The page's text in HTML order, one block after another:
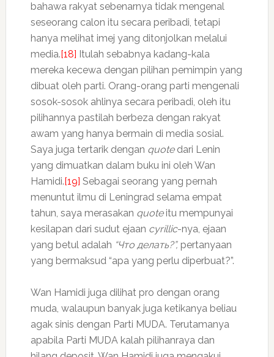
bahawa rakyat sebenarnya tidak mengenal
seseorang calon itu secara peribadi, tetapi
hanya melihat imej yang ditonjolkan melalui
media. [18] Itulah sebabnya kadang-kala
mereka kecewa dengan pilihan pemimpin yang
dibuat oleh parti. Orang-orang parti mengenali
sosok-sosok ahlinya secara peribadi, oleh itu
pilihannya pastilah berbeza dengan rakyat
awam yang hanya bermain di media sosial.
Saya juga tertarik dengan quotedari Lenin
yang dimuatkan dalam buku ini oleh Wan
Hamidi. [19] Sebagai seorang yang pernah
menuntut ilmu di Leningrad selama empat
tahun, saya merasakan quoteitu mempunyai
kesilapan dari sudut ejaan cyrillic-nya, ejaan
yang betul adalah “Что делать?”,pertanyaan
yang bermaksud “apa yang perlu diperbuat?”.
Wan Hamidi juga dilihat pro dengan orang
muda, walaupun banyak juga ketikanya beliau
agak sinis dengan Parti MUDA. Terutamanya
apabila Parti MUDA kalah pilihanraya dan